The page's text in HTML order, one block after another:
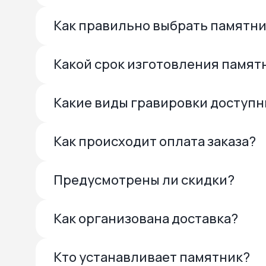
Как правильно выбрать
Какой срок изготовления
Какие виды гравировки
Как происходит оплата заказа?
Предусмотрены ли скидки?
Как организована доставка?
Кто устанавливает памятник?